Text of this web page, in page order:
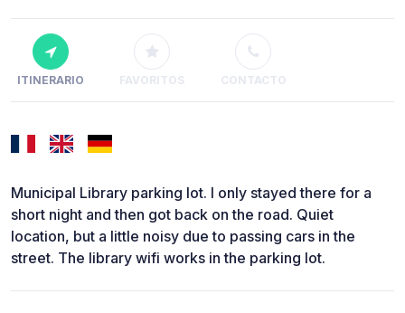
ITINERARIO FAVORITOS CONTACTO
Municipal Library parking lot. I only stayed there for a
short night and then got back on the road. Quiet
location, but a little noisy due to passing cars in the
street. The library wifi works in the parking lot.